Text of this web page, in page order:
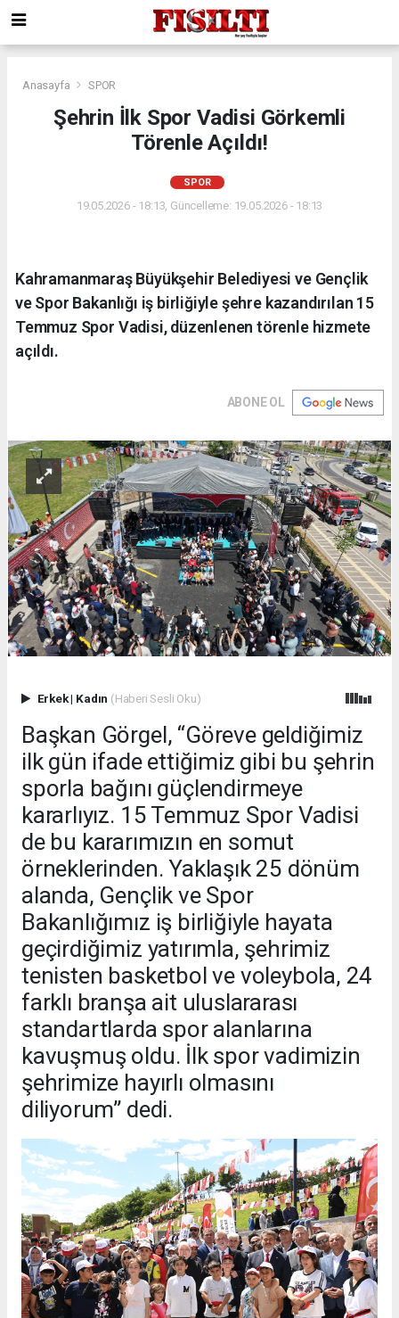
Anasayfa SPOR
Şehrin İlk Spor Vadisi Görkemli
Törenle Açıldı!
SPOR
19.05.2026 - 18:13, Güncelleme: 19.05.2026 - 18:13
Kahramanmaraş Büyükşehir Belediyesi ve Gençlik
ve Spor Bakanlığı iş birliğiyle şehre kazandırılan 15
Temmuz Spor Vadisi, düzenlenen törenle hizmete
açıldı.
ABONE OL
Erkek| Kadın (Haberi Sesli Oku)
Başkan Görgel, “Göreve geldiğimiz
ilk gün ifade ettiğimiz gibi bu şehrin
sporla bağını güçlendirmeye
kararlıyız. 15 Temmuz Spor Vadisi
de bu kararımızın en somut
örneklerinden. Yaklaşık 25 dönüm
alanda, Gençlik ve Spor
Bakanlığımız iş birliğiyle hayata
geçirdiğimiz yatırımla, şehrimiz
tenisten basketbol ve voleybola, 24
farklı branşa ait uluslararası
standartlarda spor alanlarına
kavuşmuş oldu. İlk spor vadimizin
şehrimize hayırlı olmasını
diliyorum” dedi.